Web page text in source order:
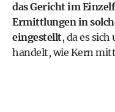
das Gericht im
Ermittlungen in
eingestellt, da es
handelt, wie Kern